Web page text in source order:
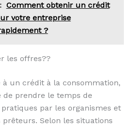
Comment obtenir un crédit
votre entreprise
?
les offres??
à un crédit à la consommation,
de prendre le temps de
par les organismes et
prêteurs. Selon les situations